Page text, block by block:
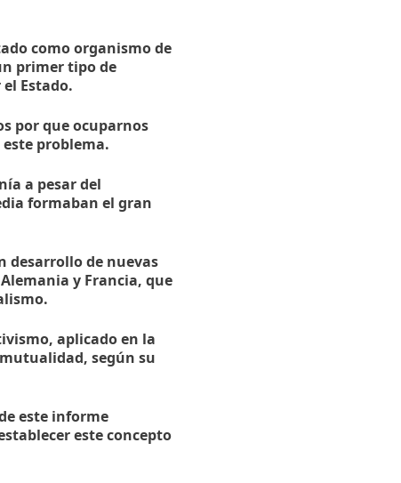
como organismo de
primer tipo de
Estado.
por que ocuparnos
problema.
a pesar del
formaban el gran
desarrollo de nuevas
y Francia, que
aplicado en la
según su
este informe
este concepto